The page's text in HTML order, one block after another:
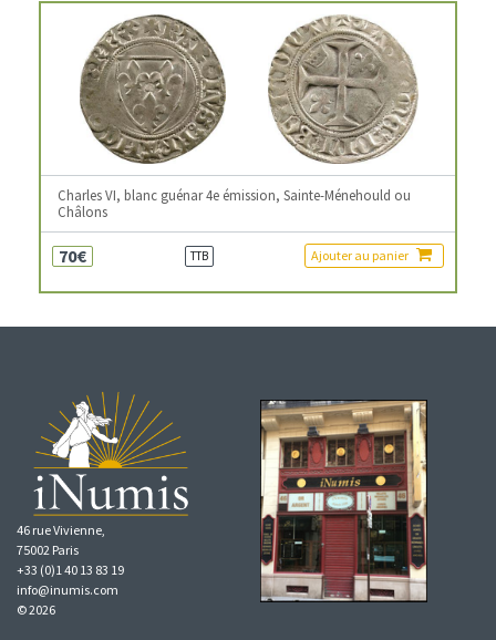
Charles VI, blanc guénar 4e émission, Sainte-Ménehould ou
Châlons
70€ TTB Ajouter au panier
46 rue Vivienne,
75002 Paris
+33 (0)1 40 13 83 19
info@inumis.com
© 2026